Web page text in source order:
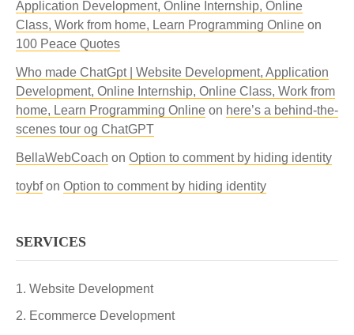
Application Development, Online Internship, Online
Class, Work from home, Learn Programming Online on
100 Peace Quotes
Who made ChatGpt | Website Development, Application
Development, Online Internship, Online Class, Work from
home, Learn Programming Online on here’s a behind-the-
scenes tour og ChatGPT
BellaWebCoach on Option to comment by hiding identity
toybfon Option to comment by hiding identity
SERVICES
Website Development
Ecommerce Development